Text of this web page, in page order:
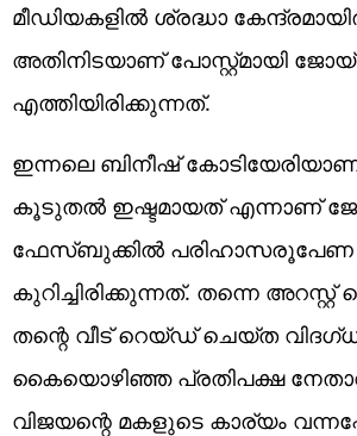
മീഡിയകളിൽ ശ്രദ്ധാ
അതിനിടയാണ് പോസ്റ്റ്മായി
എത്തിയിരിക്കുന്നത്.
ഇന്നലെ ബിനീഷ്
കൂടുതൽ ഇഷ്ടമായത് എന്നാണ്
ഫേസ്ബുക്കിൽ പരിഹാസരൂപേണ
കുറിച്ചിരിക്കുന്നത്. തന്നെ
തന്റെ വീട് റെയ്ഡ് ചെയ്ത
കൈയൊഴിഞ്ഞ പ്രതിപക്ഷ
വിജയന്റെ മകളുടെ കാര്യം